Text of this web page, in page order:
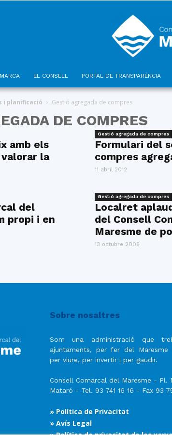
EL CONSELL PORTAL DE TRANSPARÈNCIA
i planificació Gestió agregada de compres
DE COMPRES
amb els
la
Gestió agregada de compres
Formulari del
compres
11 abril 2012
del
propi i en
Gestió agregada de compres
Localret
del Consell
Maresme de
13 octubre 2006
Sobre nosaltres
Som una administració que
ajuntaments, per fer del Maresme
per viure, per invertir i per gaudir.
Consell Comarcal del Maresme - Pl.
Mataró - Tel. 93 741 16 16 - Fax 93
» Política de Privacitat
» Avís Legal